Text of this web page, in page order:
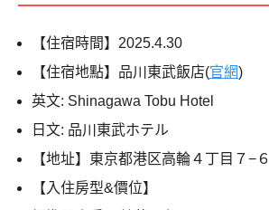
【住宿時間】2025.4.30
【住宿地點】品川東武飯店(官網)
英文: Shinagawa Tobu Hotel
日文: 品川東武ホテル
【地址】東京都港区高輪４丁目７−６
【入住房型&價位】